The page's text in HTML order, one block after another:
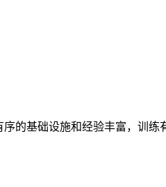
的基础设施和经验丰富，训练